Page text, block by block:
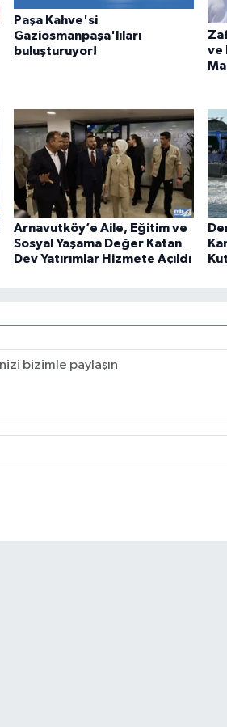
Paşa Kahve'si
Gaziosmanpaşa'lıları
buluşturuyor!
ve
Arnavutköy’e Aile, Eğitim ve
Sosyal Yaşama Değer Katan
Dev Yatırımlar Hizmete Açıldı